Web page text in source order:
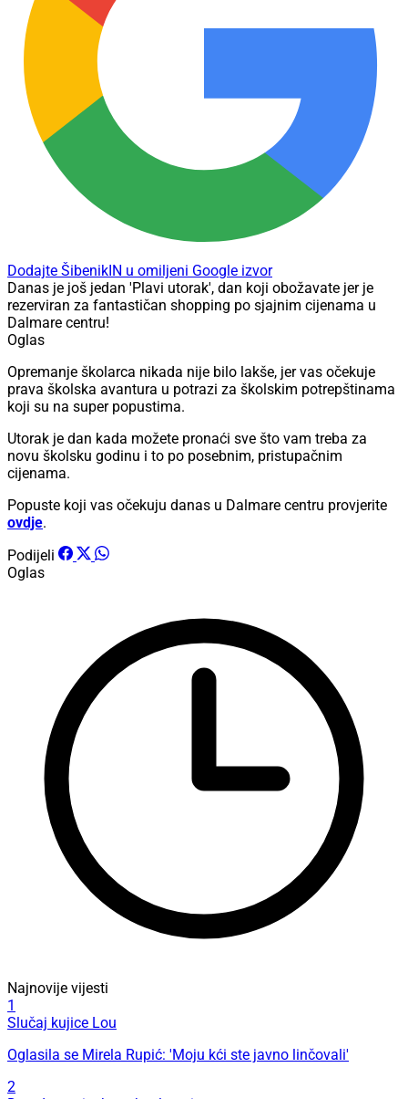
Dodajte ŠibenikIN u omiljeni Google izvor
Danas je još jedan 'Plavi utorak', dan koji obožavate jer je
rezerviran za fantastičan shopping po sjajnim cijenama u
Dalmare centru!
Oglas
Opremanje školarca nikada nije bilo lakše, jer vas očekuje
prava školska avantura u potrazi za školskim potrepštinama
koji su na super popustima.
Utorak je dan kada možete pronaći sve što vam treba za
novu školsku godinu i to po posebnim, pristupačnim
cijenama.
Popuste koji vas očekuju danas u Dalmare centru provjerite
ovdje.
Podijeli
Oglas
Najnovije vijesti
1
Slučaj kujice Lou
Oglasila se Mirela Rupić: 'Moju kći ste javno linčovali'
2